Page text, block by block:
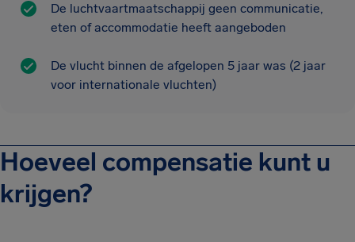
De luchtvaartmaatschappij geen communicatie,
eten of accommodatie heeft aangeboden
De vlucht binnen de afgelopen 5 jaar was (2 jaar
voor internationale vluchten)
Hoeveel compensatie kunt u
krijgen?